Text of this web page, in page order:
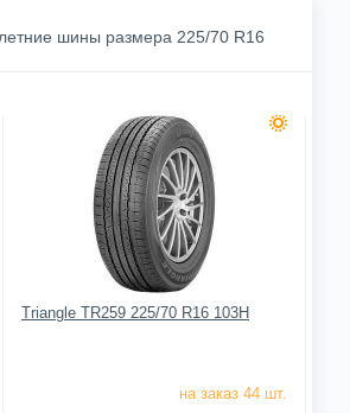
шины размера 225/70 R16
Triangle TR259 225/70 R16 103H
на заказ 44 шт.